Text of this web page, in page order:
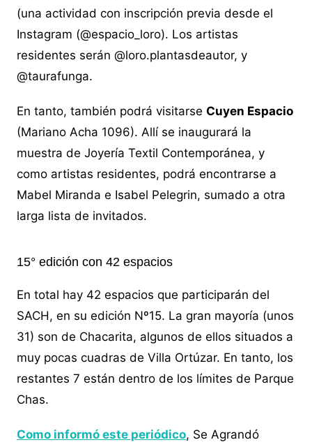
(una actividad con inscripción previa desde el
Instagram (@espacio_loro). Los artistas
residentes serán @loro.plantasdeautor, y
@taurafunga.
En tanto, también podrá visitarse Cuyen Espacio
(Mariano Acha 1096). Allí se inaugurará la
muestra de Joyería Textil Contemporánea, y
como artistas residentes, podrá encontrarse a
Mabel Miranda e Isabel Pelegrin, sumado a otra
larga lista de invitados.
15° edición con 42 espacios
En total hay 42 espacios que participarán del
SACH, en su edición Nº15. La gran mayoría (unos
31) son de Chacarita, algunos de ellos situados a
muy pocas cuadras de Villa Ortúzar. En tanto, los
restantes 7 están dentro de los límites de Parque
Chas.
Como informó este periódico, Se Agrandó